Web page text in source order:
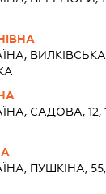
САДОВА, 12,
ПУШКІНА, 55,